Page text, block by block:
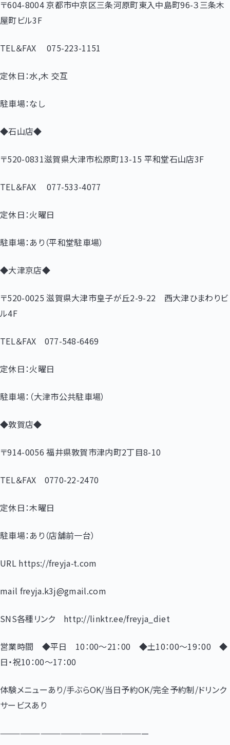
〒604-8004 京都市中京区三条河原町東入中島町96-３三条木
屋町ビル3F
TEL＆FAX 075-223-1151
定休日：水,木 交互
駐車場：なし
◆石山店◆
〒520-0831滋賀県大津市松原町13-15 平和堂石山店3F
TEL＆FAX 077-533-4077
定休日：火曜日
駐車場：あり（平和堂駐車場）
◆大津京店◆
〒520-0025 滋賀県大津市皇子が丘2-9-22 西大津ひまわりビ
ル4F
TEL＆FAX 077-548-6469
定休日：火曜日
駐車場：（大津市公共駐車場）
◆敦賀店◆
〒914-0056 福井県敦賀市津内町2丁目8-10
TEL＆FAX 0770-22-2470
定休日：木曜日
駐車場：あり（店舗前一台）
URL https://freyja-t.com
mail freyja.k3j@gmail.com
SNS各種リンク http://linktr.ee/freyja_diet
営業時間 ◆平日 10：00～21：00 ◆土10：00～19：00 ◆
日・祝10：00～17：00
体験メニューあり/手ぶらOK/当日予約OK/完全予約制/ドリンク
サービスあり
——————————————————————